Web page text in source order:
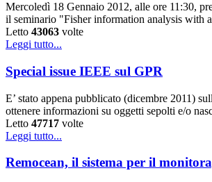
Mercoledì 18 Gennaio 2012, alle ore 11:30,
il seminario "Fisher information analysis with
Letto 43063 volte
Leggi tutto...
Special issue IEEE sul GPR
E’ stato appena pubblicato (dicembre 2011)
ottenere informazioni su oggetti sepolti e/o
Letto 47717 volte
Leggi tutto...
Remocean, il sistema per il